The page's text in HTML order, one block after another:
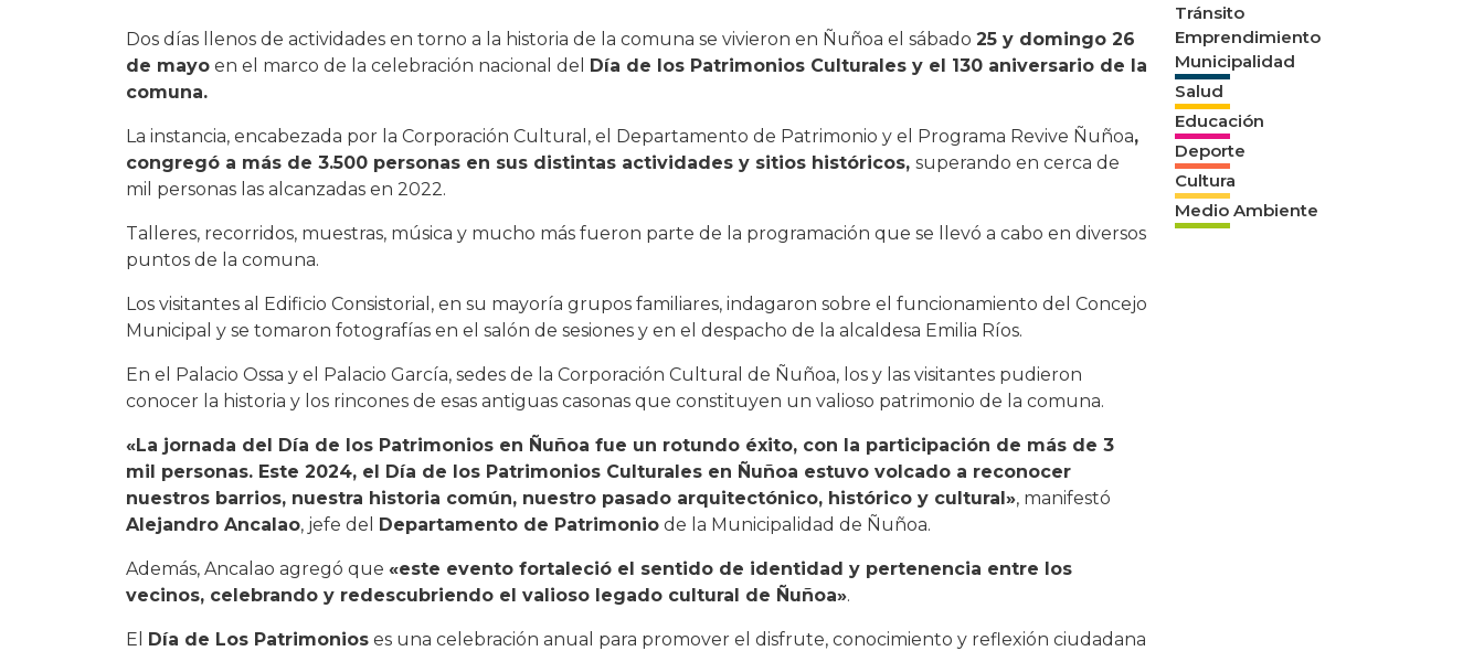
Dos días llenos de actividades en torno a la historia de la comuna se vivieron en Ñuñoa el sábado 25 y domingo 26
de mayo en el marco de la celebración nacional del Día de los Patrimonios Culturales y el 130 aniversario de la
comuna.
La instancia, encabezada por la Corporación Cultural, el Departamento de Patrimonio y el Programa Revive Ñuñoa,
congregó a más de 3.500 personas en sus distintas actividades y sitios históricos, superando en cerca de
mil personas las alcanzadas en 2022.
Talleres, recorridos, muestras, música y mucho más fueron parte de la programación que se llevó a cabo en diversos
puntos de la comuna.
Los visitantes al Edificio Consistorial, en su mayoría grupos familiares, indagaron sobre el funcionamiento del Concejo
Municipal y se tomaron fotografías en el salón de sesiones y en el despacho de la alcaldesa Emilia Ríos.
En el Palacio Ossa y el Palacio García, sedes de la Corporación Cultural de Ñuñoa, los y las visitantes pudieron
conocer la historia y los rincones de esas antiguas casonas que constituyen un valioso patrimonio de la comuna.
«La jornada del Día de los Patrimonios en Ñuñoa fue un rotundo éxito, con la participación de más de 3
mil personas. Este 2024, el Día de los Patrimonios Culturales en Ñuñoa estuvo volcado a reconocer
nuestros barrios, nuestra historia común, nuestro pasado arquitectónico, histórico y cultural», manifestó
Alejandro Ancalao, jefe del Departamento de Patrimonio de la Municipalidad de Ñuñoa.
Además, Ancalao agregó que «este evento fortaleció el sentido de identidad y pertenencia entre los
vecinos, celebrando y redescubriendo el valioso legado cultural de Ñuñoa».
El Día de Los Patrimonios es una celebración anual para promover el disfrute, conocimiento y reflexión ciudadana
Tránsito
Emprendimiento
Municipalidad
Salud
Educación
Deporte
Cultura
Medio Ambiente